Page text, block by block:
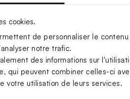
cookies.
de personnaliser le
notre trafic.
des informations sur
qui peuvent combiner celles-ci
votre utilisation de leurs services.